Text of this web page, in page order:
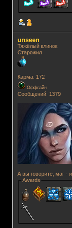
unseen
Тяжёлый клинок
Старожил
Карма: 172
Оффлайн
Сообщений: 1379
А вы говорите, маг -
Awards